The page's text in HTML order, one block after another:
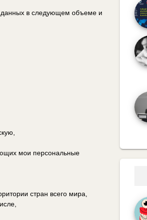
данных в следующем объеме и
мои персональные
стран всего мира,